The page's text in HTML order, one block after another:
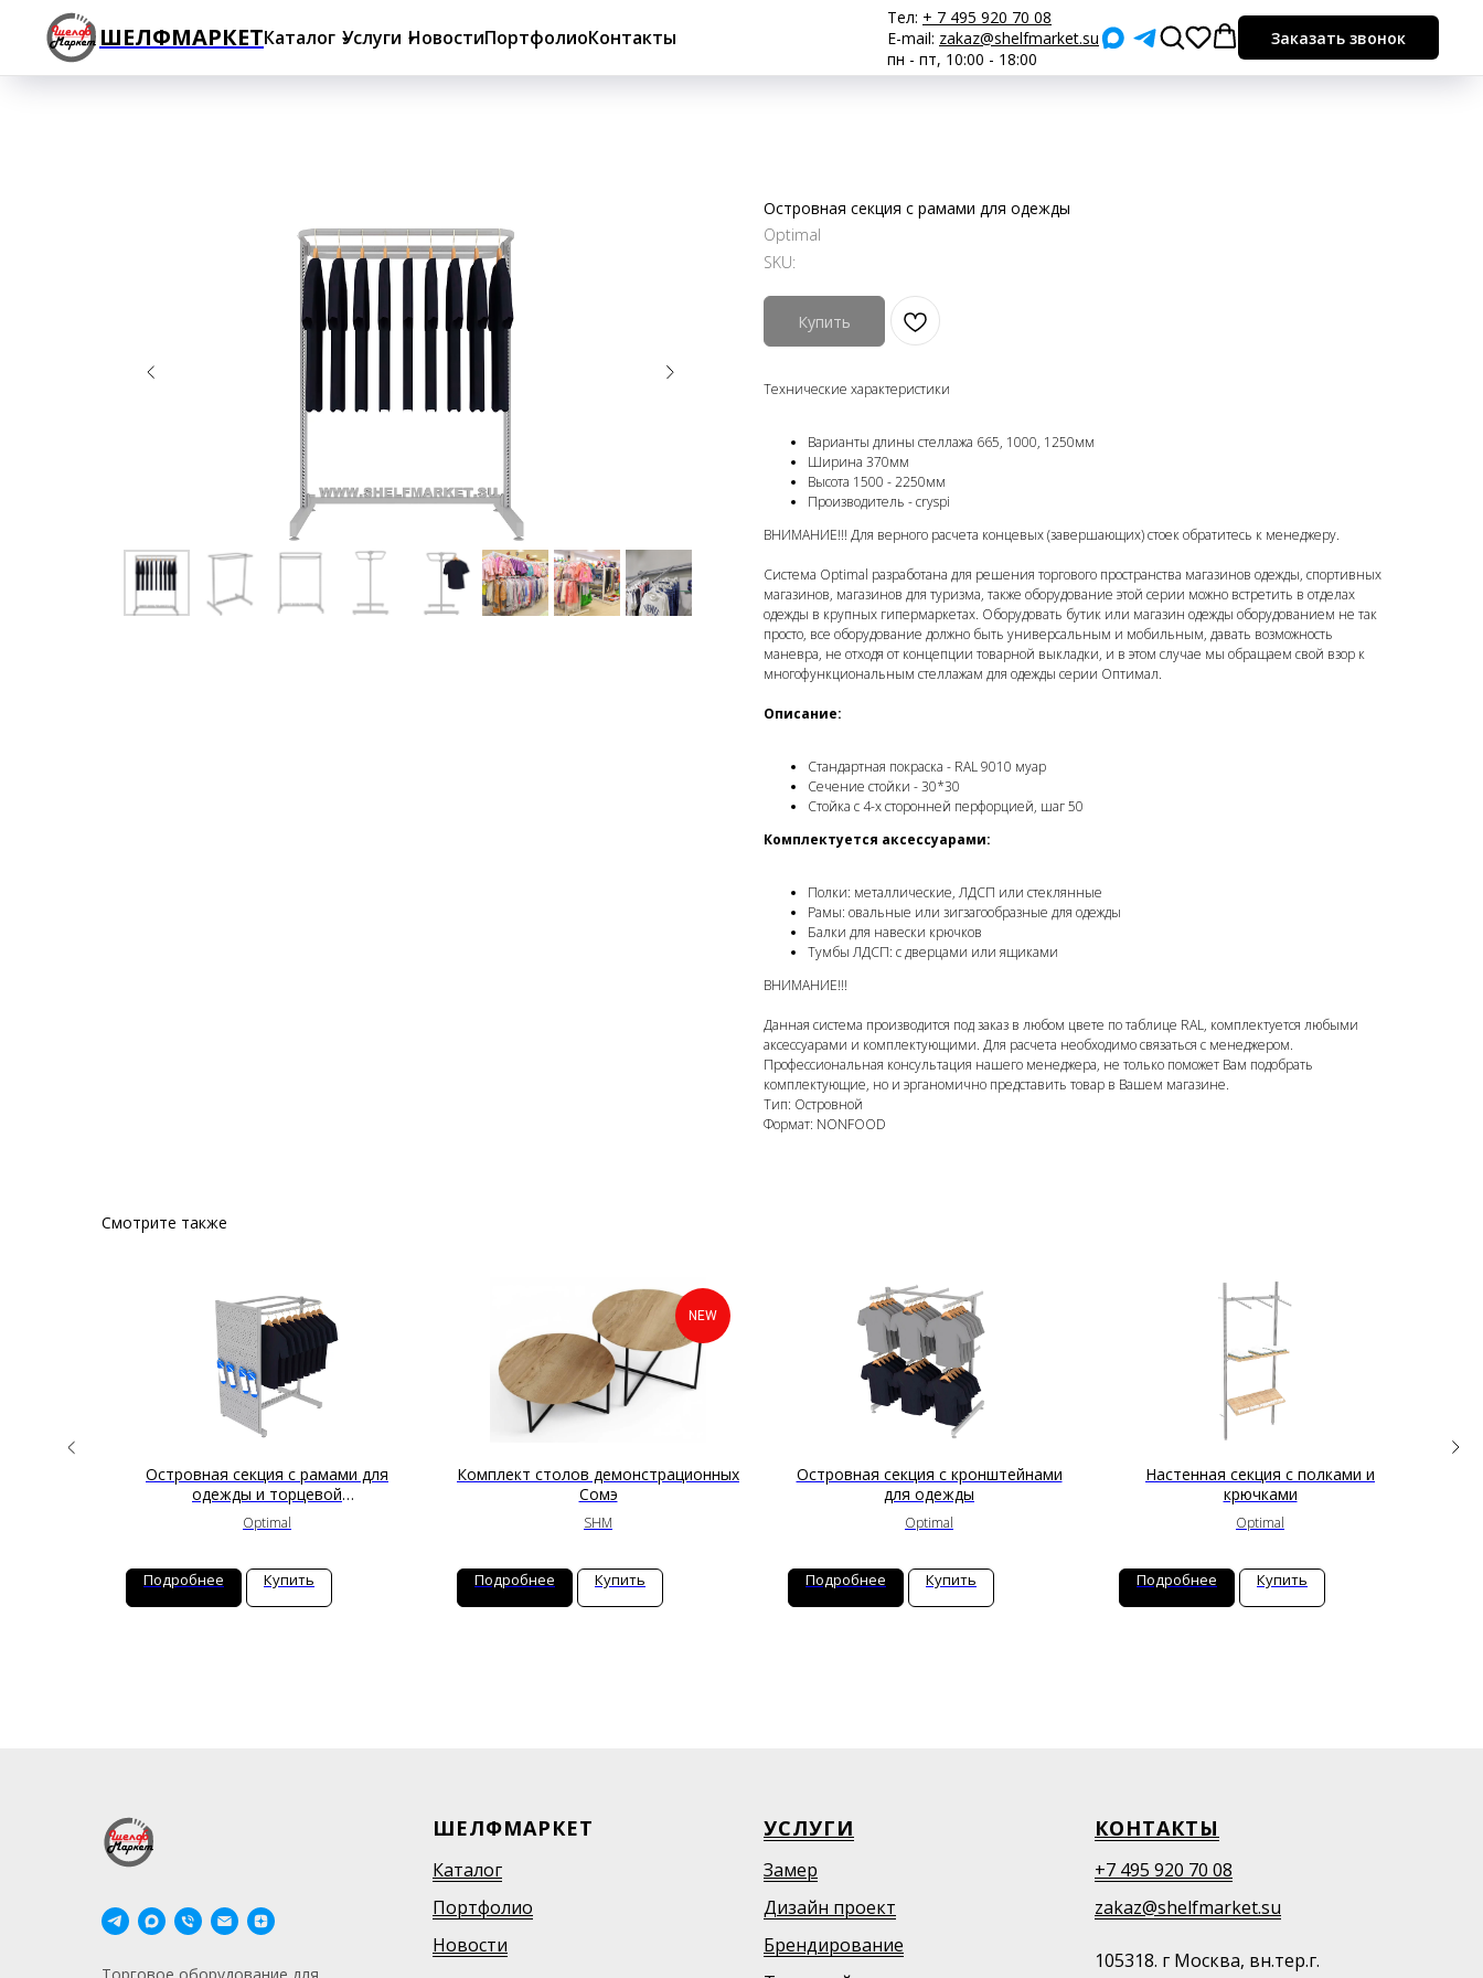
ШЕЛФМАРКЕТКаталог Услуги НовостиПортфолиоКонтакты
Тел: + 7 495 920 70 08
E-mail: zakaz@shelfmarket.su
пн - пт, 10:00 - 18:00
Заказать звонок
Островная секция с рамами для одежды
Optimal
SKU:
Купить
Технические характеристики
Варианты длины стеллажа 665, 1000, 1250мм
Ширина 370мм
Высота 1500 - 2250мм
Производитель - cryspi
ВНИМАНИЕ!!! Для верного расчета концевых (завершающих) стоек обратитесь к менеджеру.
Система Optimal разработана для решения торгового пространства магазинов одежды, спортивных
магазинов, магазинов для туризма, также оборудование этой серии можно встретить в отделах
одежды в крупных гипермаркетах. Оборудовать бутик или магазин одежды оборудованием не так
просто, все оборудование должно быть универсальным и мобильным, давать возможность
маневра, не отходя от концепции товарной выкладки, и в этом случае мы обращаем свой взор к
многофункциональным стеллажам для одежды серии Оптимал.
Описание:
Стандартная покраска - RAL 9010 муар
Сечение стойки - 30*30
Стойка с 4-х сторонней перфорцией, шаг 50
Комплектуется аксессуарами:
Полки: металлические, ЛДСП или стеклянные
Рамы: овальные или зигзагообразные для одежды
Балки для навески крючков
Тумбы ЛДСП: с дверцами или ящиками
ВНИМАНИЕ!!!
Данная система производится под заказ в любом цвете по таблице RAL, комплектуется любыми
аксессуарами и комплектующими. Для расчета необходимо связаться с менеджером.
Профессиональная консультация нашего менеджера, не только поможет Вам подобрать
комплектующие, но и эрганомично представить товар в Вашем магазине.
Тип: Островной
Формат: NONFOOD
Смотрите также
Островная секция с рамами для
одежды и торцевой
перфорированной панелью
Optimal
Подробнее Купить
NEW
Комплект столов демонстрационных
Сомэ
SHM
Подробнее Купить
Островная секция с кронштейнами
для одежды
Optimal
Подробнее Купить
Настенная секция с полками и
крючками
Optimal
Подробнее Купить
ШЕЛФМАРКЕТ
Каталог
Портфолио
Новости
УСЛУГИ
Замер
Дизайн проект
Брендирование
КОНТАКТЫ
+7 495 920 70 08
zakaz@shelfmarket.su
105318. г Москва, вн.тер.г.